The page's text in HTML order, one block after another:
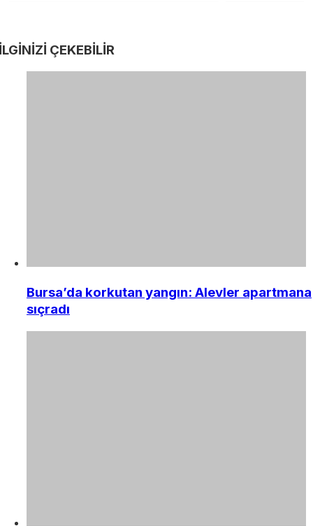
ÇEKEBİLİR
Bursa’da korkutan yangın: Alevler apartmana
sıçradı